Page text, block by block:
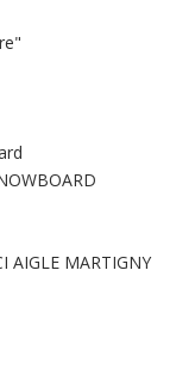
AIGLE MARTIGNY